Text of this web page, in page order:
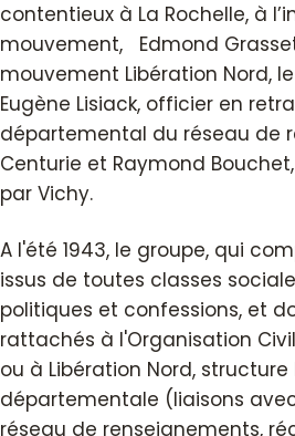
contentieux à La Rochelle, à
mouvement, Edmond
mouvement Libération Nord,
Eugène Lisiack, officier en
départemental du réseau de
Centurie et Raymond
par Vichy.
A l'été 1943, le groupe, qui
issus de toutes classes
politiques et confessions, et
rattachés à l'Organisation
ou à Libération Nord,
départementale (liaisons
réseau de renseignements,